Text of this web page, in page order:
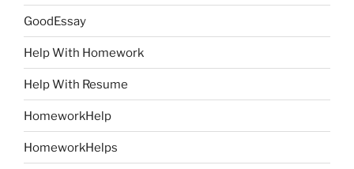
GoodEssay
Help With Homework
Help With Resume
HomeworkHelp
HomeworkHelps